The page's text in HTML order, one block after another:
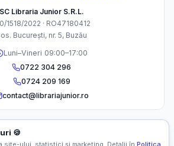
SC Libraria Junior S.R.L.
1518/2022 · RO47180412
București, nr. 5, Buzău
Luni–Vineri 09:00–17:00
0722 304 296
0724 209 169
contact@librariajunior.ro
🍪
site-ului, statistici și marketing. Detalii în Politica